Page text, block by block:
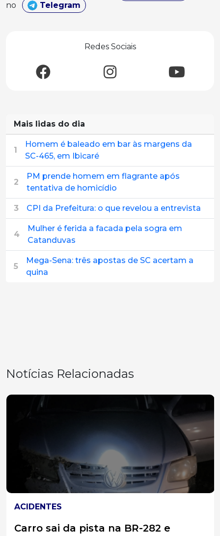
no
Telegram
Redes Sociais
Mais lidas do dia
1
Homem é baleado em bar às margens da
SC-465, em Ibicaré
2
PM prende homem em flagrante após
tentativa de homicídio
3 CPI da Prefeitura: o que revelou a entrevista
4
Mulher é ferida a facada pela sogra em
Catanduvas
5
Mega-Sena: três apostas de SC acertam a
quina
Notícias Relacionadas
ACIDENTES
Carro sai da pista na BR-282 e